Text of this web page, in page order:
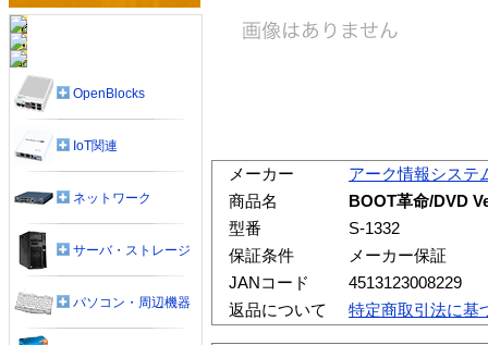
メーカー
アーク情報システ
商品名
BOOT革命/DVD
型番
S-1332
保証条件
メーカー保証
JANコード
4513123008229
返品について
特定商取引法に基
OpenBlocks
IoT関連
ネットワーク
サーバ・ストレージ
パソコン・周辺機器